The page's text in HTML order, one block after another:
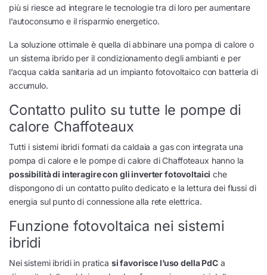
più si riesce ad integrare le tecnologie tra di loro per aumentare
l’autoconsumo e il risparmio energetico.
La soluzione ottimale è quella di abbinare una pompa di calore o
un sistema ibrido per il condizionamento degli ambianti e per
l’acqua calda sanitaria ad un impianto fotovoltaico con batteria di
accumulo.
Contatto pulito su tutte le pompe di
calore Chaffoteaux
Tutti i sistemi ibridi formati da caldaia a gas con integrata una
pompa di calore e le pompe di calore di Chaffoteaux hanno la
possibilità di interagire con gli inverter fotovoltaici che
dispongono di un contatto pulito dedicato e la lettura dei flussi di
energia sul punto di connessione alla rete elettrica.
Funzione fotovoltaica nei sistemi
ibridi
Nei sistemi ibridi in pratica si favorisce l’uso della PdCa